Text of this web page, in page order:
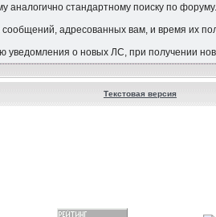
стандартному поиску по
адресованных вам, и время их
о новых ЛС, при получении
Текстовая версия